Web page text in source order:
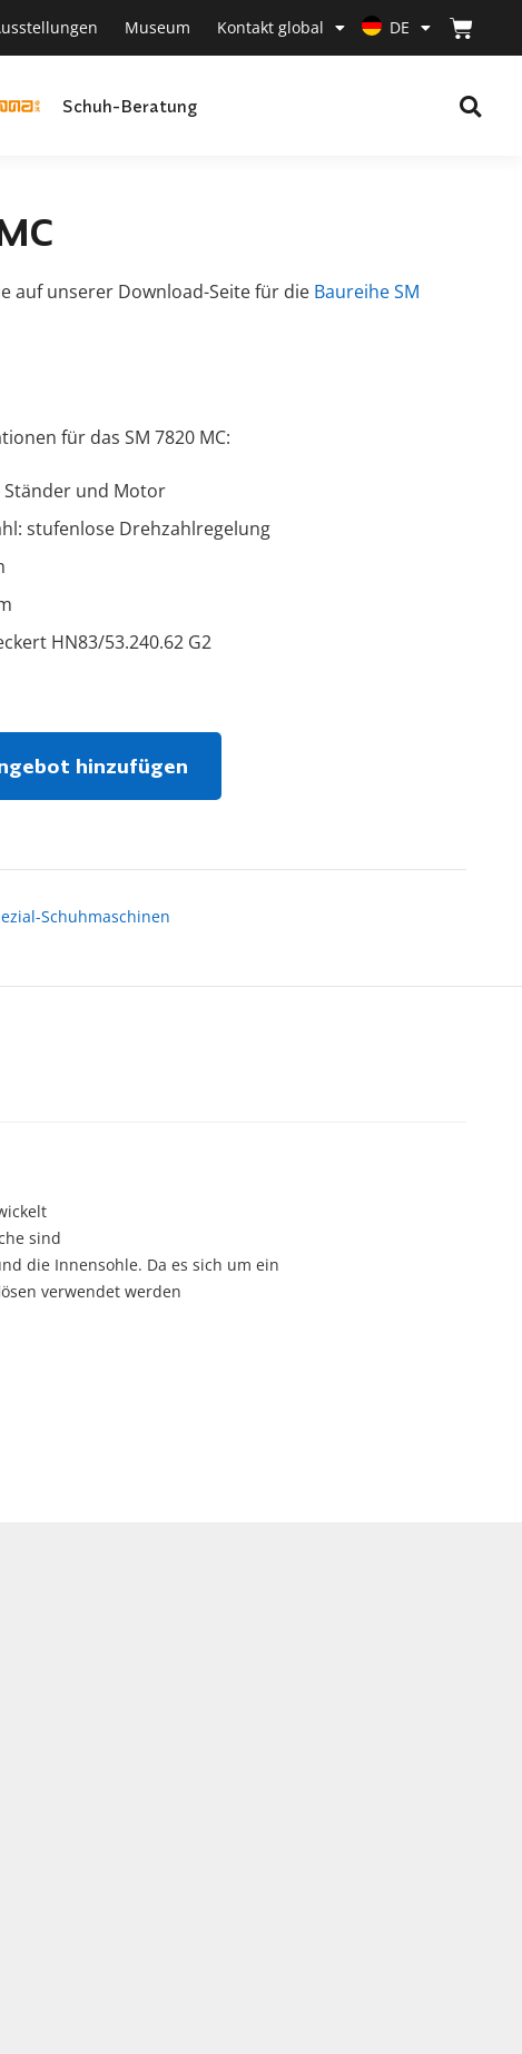
Museum Kontakt global DE
Schuh-Beratung
auf unserer Download-Seite für die Baureihe SM
für das SM 7820 MC:
und Motor
stufenlose Drehzahlregelung
HN83/53.240.62 G2
hinzufügen
Schuhmaschinen
sind
die Innensohle. Da es sich um ein
verwendet werden